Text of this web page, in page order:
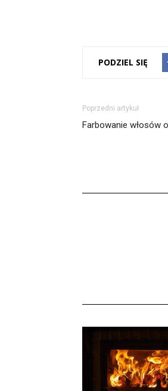
PODZIEL SIĘ
Poprzedni artykuł
Farbowanie włosów